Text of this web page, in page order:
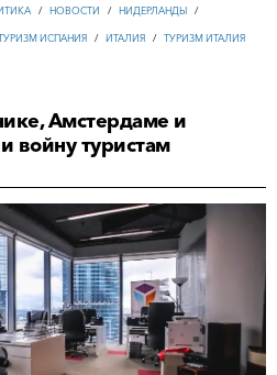
/ НОВОСТИ / НИДЕРЛАНДЫ /
ИСПАНИЯ / ИТАЛИЯ / ТУРИЗМ ИТАЛИЯ
Амстердаме и
войну туристам